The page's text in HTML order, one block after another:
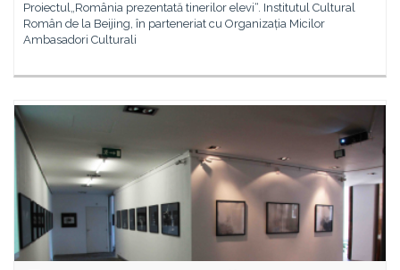
Proiectul„România prezentată tinerilor elevi“. Institutul Cultural
Român de la Beijing, în parteneriat cu Organizația Micilor
Ambasadori Culturali